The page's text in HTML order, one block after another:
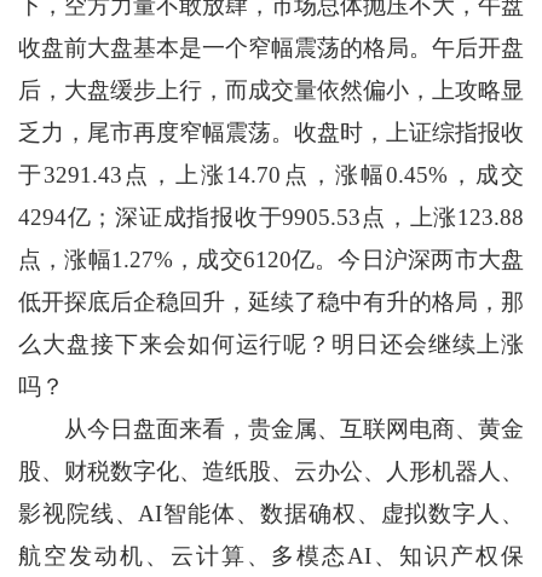
下，空方力量不敢放肆，市场总体抛压不大，午盘
收盘前大盘基本是一个窄幅震荡的格局。午后开盘
后，大盘缓步上行，而成交量依然偏小，上攻略显
乏力，尾市再度窄幅震荡。收盘时，上证综指报收
于3291.43点，上涨14.70点，涨幅0.45%，成交
4294亿；深证成指报收于9905.53点，上涨123.88
点，涨幅1.27%，成交6120亿。今日沪深两市大盘
低开探底后企稳回升，延续了稳中有升的格局，那
么大盘接下来会如何运行呢？明日还会继续上涨
吗？
从今日盘面来看，贵金属、互联网电商、黄金
股、财税数字化、造纸股、云办公、人形机器人、
影视院线、AI智能体、数据确权、虚拟数字人、
航空发动机、云计算、多模态AI、知识产权保